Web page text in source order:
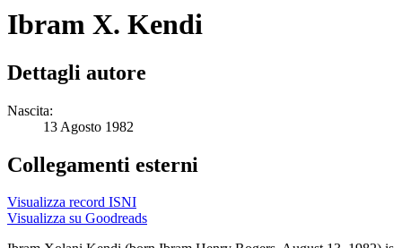
Ibram X. Kendi
Dettagli autore
Nascita:
13 Agosto 1982
Collegamenti esterni
Visualizza record ISNI
Visualizza su Goodreads